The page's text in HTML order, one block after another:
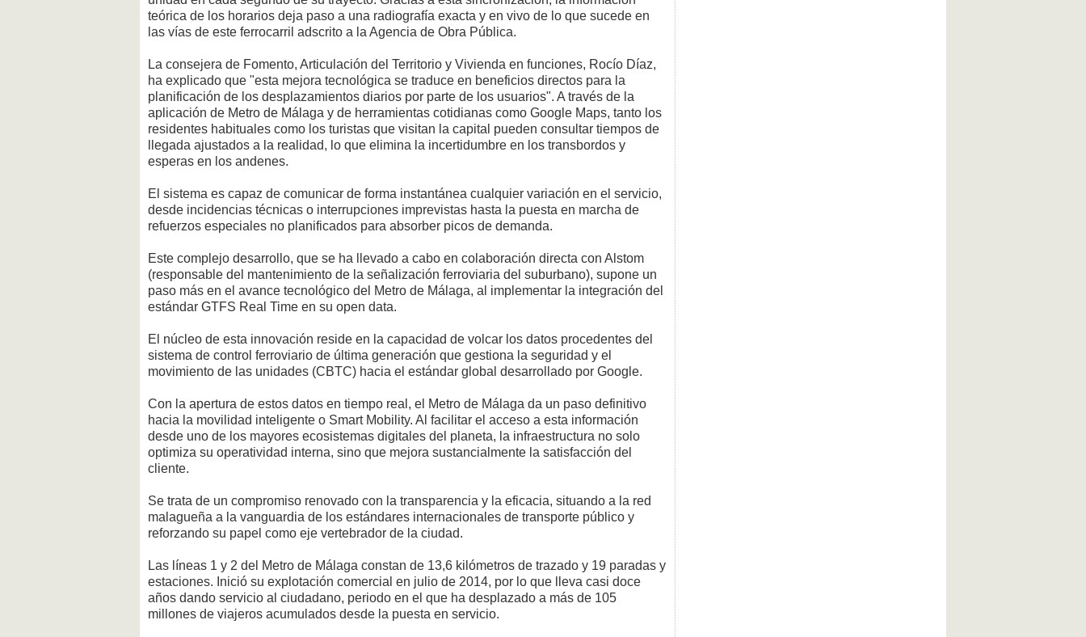
teórica de los horarios deja paso a una radiografía exacta y en vivo de lo que sucede en
las vías de este ferrocarril adscrito a la Agencia de Obra Pública.
La consejera de Fomento, Articulación del Territorio y Vivienda en funciones, Rocío Díaz,
ha explicado que "esta mejora tecnológica se traduce en beneficios directos para la
planificación de los desplazamientos diarios por parte de los usuarios". A través de la
aplicación de Metro de Málaga y de herramientas cotidianas como Google Maps, tanto los
residentes habituales como los turistas que visitan la capital pueden consultar tiempos de
llegada ajustados a la realidad, lo que elimina la incertidumbre en los transbordos y
esperas en los andenes.
El sistema es capaz de comunicar de forma instantánea cualquier variación en el servicio,
desde incidencias técnicas o interrupciones imprevistas hasta la puesta en marcha de
refuerzos especiales no planificados para absorber picos de demanda.
Este complejo desarrollo, que se ha llevado a cabo en colaboración directa con Alstom
(responsable del mantenimiento de la señalización ferroviaria del suburbano), supone un
paso más en el avance tecnológico del Metro de Málaga, al implementar la integración del
estándar GTFS Real Time en su open data.
El núcleo de esta innovación reside en la capacidad de volcar los datos procedentes del
sistema de control ferroviario de última generación que gestiona la seguridad y el
movimiento de las unidades (CBTC) hacia el estándar global desarrollado por Google.
Con la apertura de estos datos en tiempo real, el Metro de Málaga da un paso definitivo
hacia la movilidad inteligente o Smart Mobility. Al facilitar el acceso a esta información
desde uno de los mayores ecosistemas digitales del planeta, la infraestructura no solo
optimiza su operatividad interna, sino que mejora sustancialmente la satisfacción del
cliente.
Se trata de un compromiso renovado con la transparencia y la eficacia, situando a la red
malagueña a la vanguardia de los estándares internacionales de transporte público y
reforzando su papel como eje vertebrador de la ciudad.
Las líneas 1 y 2 del Metro de Málaga constan de 13,6 kilómetros de trazado y 19 paradas y
estaciones. Inició su explotación comercial en julio de 2014, por lo que lleva casi doce
años dando servicio al ciudadano, periodo en el que ha desplazado a más de 105
millones de viajeros acumulados desde la puesta en servicio.